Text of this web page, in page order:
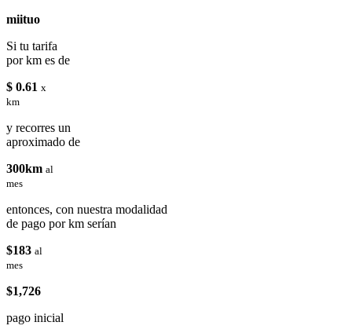
miituo
Si tu tarifa
por km es de
$ 0.61 x
km
y recorres un
aproximado de
300km al
mes
entonces, con nuestra modalidad
de pago por km serían
$183 al
mes
$1,726
pago inicial